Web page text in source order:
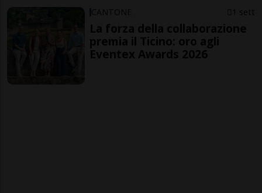
CANTONE 1 sett
La forza della collaborazione
premia il Ticino: oro agli
Eventex Awards 2026